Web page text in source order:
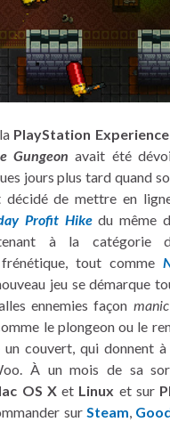
PlayStation Experience
Gungeon avait été
jours plus tard quand
décidé de mettre en
Profit Hikedu même
à la catégorie
frénétique, tout comme
jeu se démarque
ennemies façon
le plongeon ou le
couvert, qui donnent à
À un mois de sa
OS Xet Linux et sur
sur Steam,